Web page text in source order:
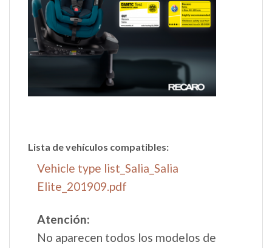
Lista de vehículos compatibles:
Vehicle type list_Salia_Salia
Elite_201909.pdf
Atención:
No aparecen todos los modelos de